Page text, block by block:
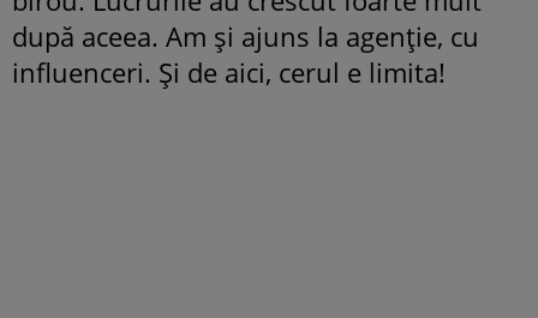
după aceea. Am și ajuns la agenție, cu
influenceri. Și de aici, cerul e limita!